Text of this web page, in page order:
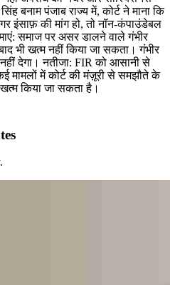
बनाम पंजाब राज्य में, कोर्ट ने माना कि
इंसाफ़ की मांग हो, तो नॉन-कंपाउंडेबल
समाज पर असर डालने वाले गंभीर
भी खत्म नहीं किया जा सकता। गंभीर
देगा। नतीजा: FIR को आसानी से
मामलों में कोर्ट की मंज़ूरी से समझौते के
किया जा सकता है।